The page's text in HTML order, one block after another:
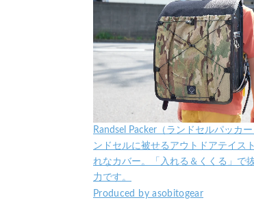
Randsel Packer（ランドセルパッカ
ンドセルに被せるアウトドアテイス
れなカバー。「入れる＆くくる」で
力です。
Produced by asobitogear